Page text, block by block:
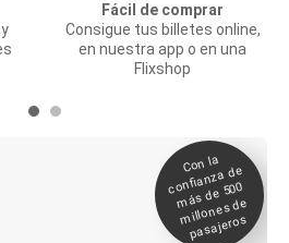
Fácil de comprar
Consigue tus billetes online,
en nuestra app o en una
Flixshop
Con la
confianza de
más de 500
millones de
pasajeros